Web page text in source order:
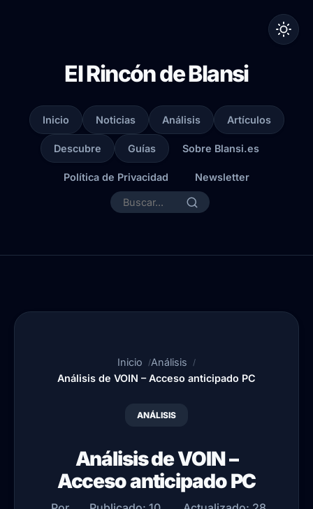
El Rincón de Blansi
Inicio Noticias Análisis Artículos
Descubre Guías Sobre Blansi.es
Política de Privacidad Newsletter
Inicio
Análisis
Análisis de VOIN – Acceso anticipado PC
ANÁLISIS
Análisis de VOIN –
Acceso anticipado PC